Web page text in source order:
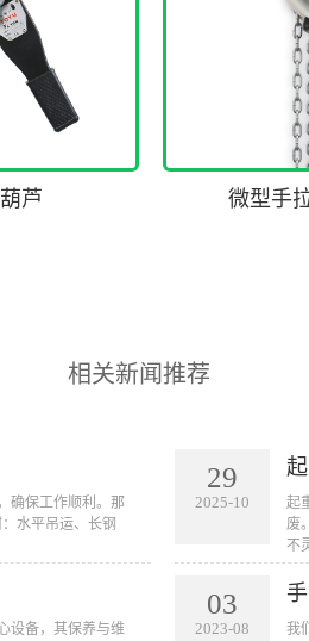
芦 微型手
相关新闻推荐
确保工作顺利。那
水平吊运、长钢
设备，其保养与维
29
2025-10
起
废
不
03
2023-08
我